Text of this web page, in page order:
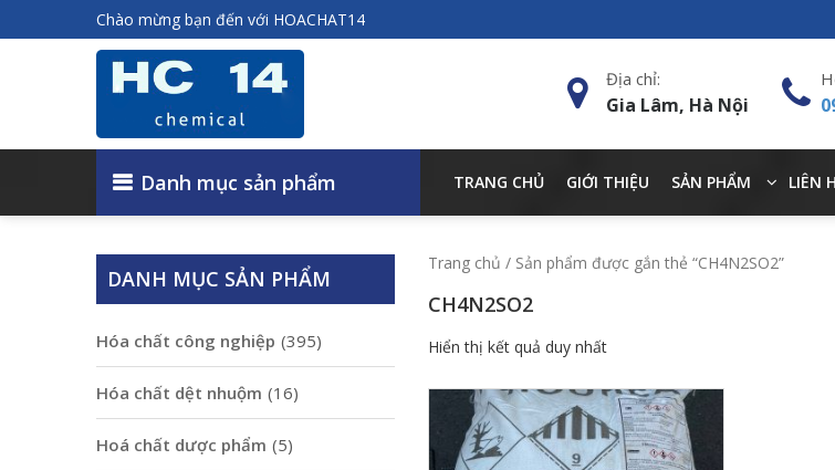
Chào mừng bạn đến với HOACHAT14
Địa chỉ:
Gia Lâm, Hà Nội
Danh mục sản phẩm TRANG CHỦ GIỚI THIỆU SẢN PHẨM LIÊN
Trang chủ / Sản phẩm được gắn thẻ “CH4N2SO2”
CH4N2SO2
Hiển thị kết quả duy nhất
DANH MỤC SẢN PHẨM
Hóa chất công nghiệp (395)
Hóa chất dệt nhuộm (16)
Hoá chất dược phẩm (5)